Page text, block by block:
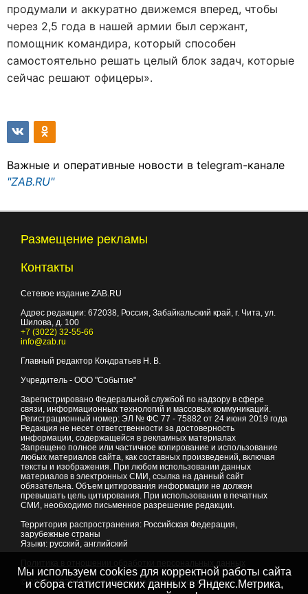
продумали и аккуратно движемся вперед, чтобы
через 2,5 года в нашей армии был сержант,
помощник командира, который способен
самостоятельно решать целый блок задач, которые
сейчас решают офицеры».
Важные и оперативные новости в telegram-канале
"ZAB.RU"
Размещение рекламы
Контакты
Сетевое издание ZAB.RU
Адрес редакции: 672038, Россия, Забайкальский край, г. Чита, ул.
Шилова, д. 100
+7 (3022) 32-55-66
info@zab.ru
Главный редактор Кондратьев Н. В.
Учредитель - ООО "Событие"
Зарегистрировано Федеральной службой по надзору в сфере
связи, информационных технологий и массовых коммуникаций.
Регистрационный номер: ЭЛ № ФС 77 - 75882 от 24 июня 2019 года
Редакция не несет ответственности за достоверность
информации, содержащейся в рекламных материалах
Запрещено полное или частичное копирование и использование
любых материалов сайта, как составных произведений, включая
тексты и изображения. При любом использовании данных
материалов в электронных СМИ, ссылка на данный сайт
обязательна. Объем цитирования информации не должен
превышать цель цитирования. При использовании в печатных
СМИ, необходимо письменное разрешение редакции.
Территория распространения: Российская Федерация,
зарубежные страны
Языки: русский, английский
© 2007 - 2026Портал Читы и Забайкальского края
Мы используем cookies для корректной работы сайта
и сбора статистических данных в Яндекс.Метрика,